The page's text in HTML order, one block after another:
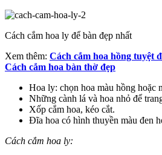
Cách cắm hoa ly để bàn đẹp nhất
Xem thêm: Cách cắm hoa hồng tuyệt
Cách cắm hoa bàn thờ đẹp
Hoa ly: chọn hoa màu hồng hoặc
Những cành lá và hoa nhỏ để
Xốp cắm hoa, kéo cắt.
Đĩa hoa có hình thuyền màu đen
Cách cắm hoa ly: